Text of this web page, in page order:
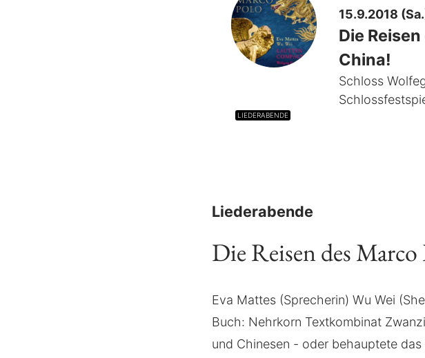
LIEDERABENDE
15.9.2018
Die
China!
Schloss
Liederabende
Die Reisen des
Eva Mattes (Sprecherin) Wu Wei
Buch: Nehrkorn Textkombinat
und Chinesen - oder behauptete